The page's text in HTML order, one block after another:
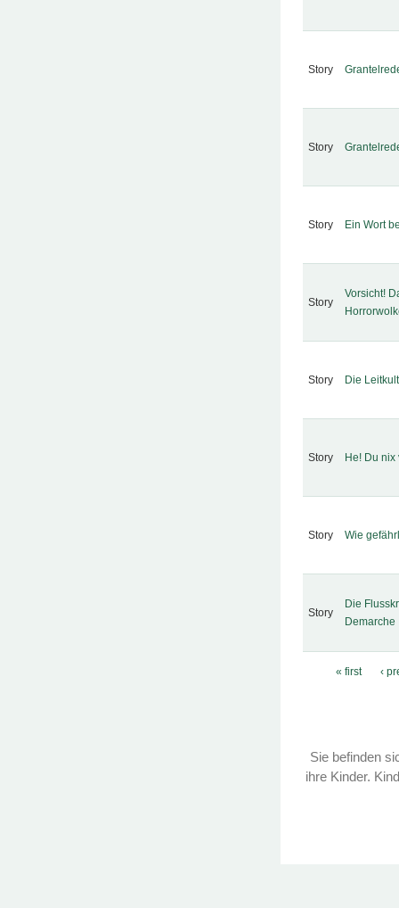
Story
Story
Story Ein Wort
Story
Vorsicht!
Story Die
Story He! Du
Story Wie
Story
Die
Demarche
Pages
« first ‹
Sie befinden
ihre Kinder.